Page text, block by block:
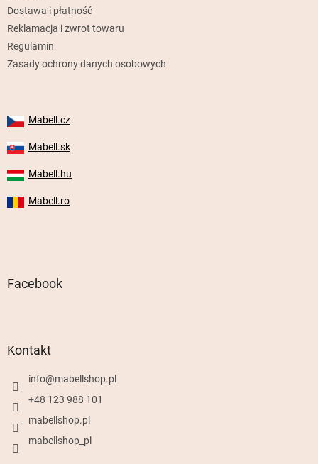
Dostawa i płatność
Reklamacja i zwrot towaru
Regulamin
Zasady ochrony danych osobowych
Mabell.cz
Mabell.sk
Mabell.hu
Mabell.ro
Facebook
Kontakt
info@mabellshop.pl
+48 123 988 101
mabellshop.pl
mabellshop_pl